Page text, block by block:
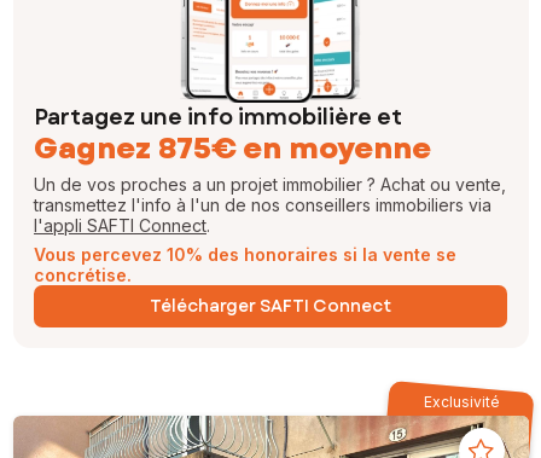
Partagez une info immobilière et
Gagnez 875€ en moyenne
Un de vos proches a un projet immobilier ? Achat ou vente,
transmettez l'info à l'un de nos conseillers immobiliers via
l'appli SAFTI Connect.
Vous percevez 10% des honoraires si la vente se
concrétise.
Télécharger SAFTI Connect
Exclusivité